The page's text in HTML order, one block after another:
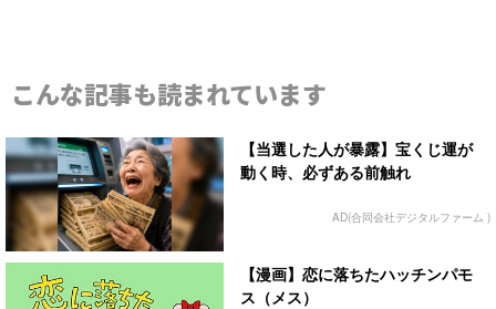
こんな記事も読まれています
【当選した人が暴露】宝くじ運が
動く時、必ずある前触れ
AD(合同会社デジタルファーム )
【漫画】恋に落ちたハッチンパモ
ス（メス）